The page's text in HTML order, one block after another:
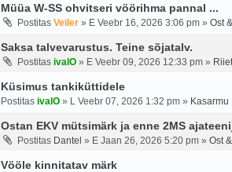
Müüa W-SS ohvitseri vöörihma pannal ...
Postitas Veiler » E Veebr 16, 2026 3:06 pm » Ost
Saksa talvevarustus. Teine sõjatalv.
Postitas ivalO » E Veebr 09, 2026 12:33 pm »
Küsimus tankiküttidele
Postitas ivalO » L Veebr 07, 2026 1:32 pm » Kasarmu
Ostan EKV mütsimärk ja enne 2MS
Postitas Dantel » E Jaan 26, 2026 5:20 pm » Ost
Vööle kinnitatav märk